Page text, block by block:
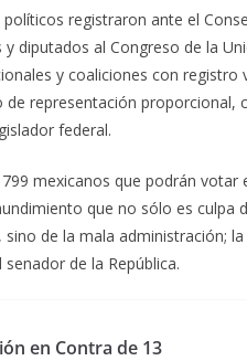
registraron ante el
diputados al Congreso de la
y coaliciones con
de representación
federal.
mexicanos que podrán
que no sólo es culpa
de la mala administración;
de la República.
en Contra de 13